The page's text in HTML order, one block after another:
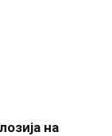
на